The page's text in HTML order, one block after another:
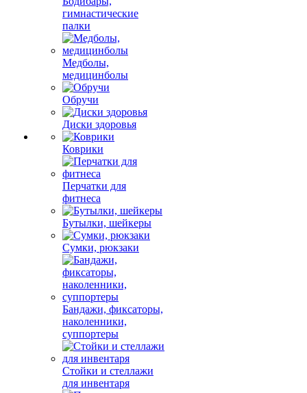
гимнастические
палки
Медболы,
медицинболы
Обручи
Диски здоровья
Коврики
Перчатки для
фитнеса
Бутылки, шейкеры
Сумки, рюкзаки
Бандажи, фиксаторы,
наколенники,
суппортеры
Стойки и стеллажи
для инвентаря